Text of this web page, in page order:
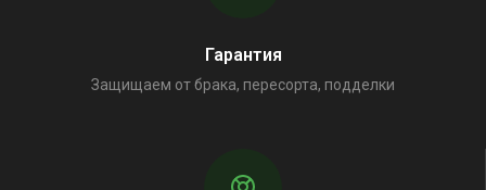
Гарантия
Защищаем от брака, пересорта, подделки